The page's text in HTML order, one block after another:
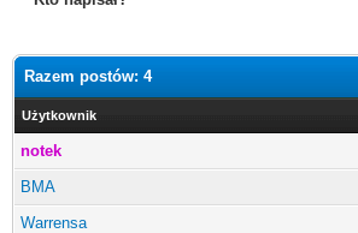
Razem postów: 4
Użytkownik
notek
BMA
Warrensa